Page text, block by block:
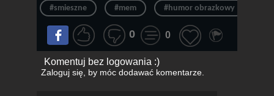
#smieszne #mem #humor obrazkowy
0 0
Komentuj bez logowania :)
Zaloguj się, by móc dodawać komentarze.